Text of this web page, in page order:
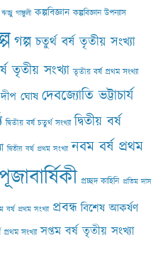
ঋজু গাঙ্গুলী কল্পবিজ্ঞান কল্পবিজ্ঞান উপন্যাস
গল্প চতুর্থ বর্ষ তৃতীয় সংখ্যা
তৃতীয় সংখ্যা তৃতীয় বর্ষ প্রথম সংখ্যা
দীপ ঘোষ দেবজ্যোতি ভট্টাচার্য
দ্বিতীয় বর্ষ চতুর্থ সংখ্যা দ্বিতীয় বর্ষ
দ্বিতীয় বর্ষ প্রথম সংখ্যা নবম বর্ষ প্রথম
প্রচ্ছদ কাহিনি প্রতিম দাস
বর্ষ প্রথম সংখ্যা প্রবন্ধ বিশেষ আকর্ষণ
প্রথম সংখ্যা সপ্তম বর্ষ তৃতীয় সংখ্যা